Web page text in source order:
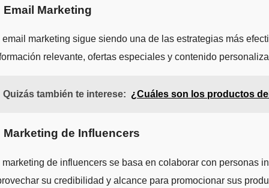
Email Marketing
email marketing sigue siendo una de las estrategias más
relevante, ofertas especiales y contenido
Quizás también te interese: ¿Cuáles son los productos
Marketing de Influencers
marketing de influencers se basa en colaborar con personas
su credibilidad y alcance para promocionar sus